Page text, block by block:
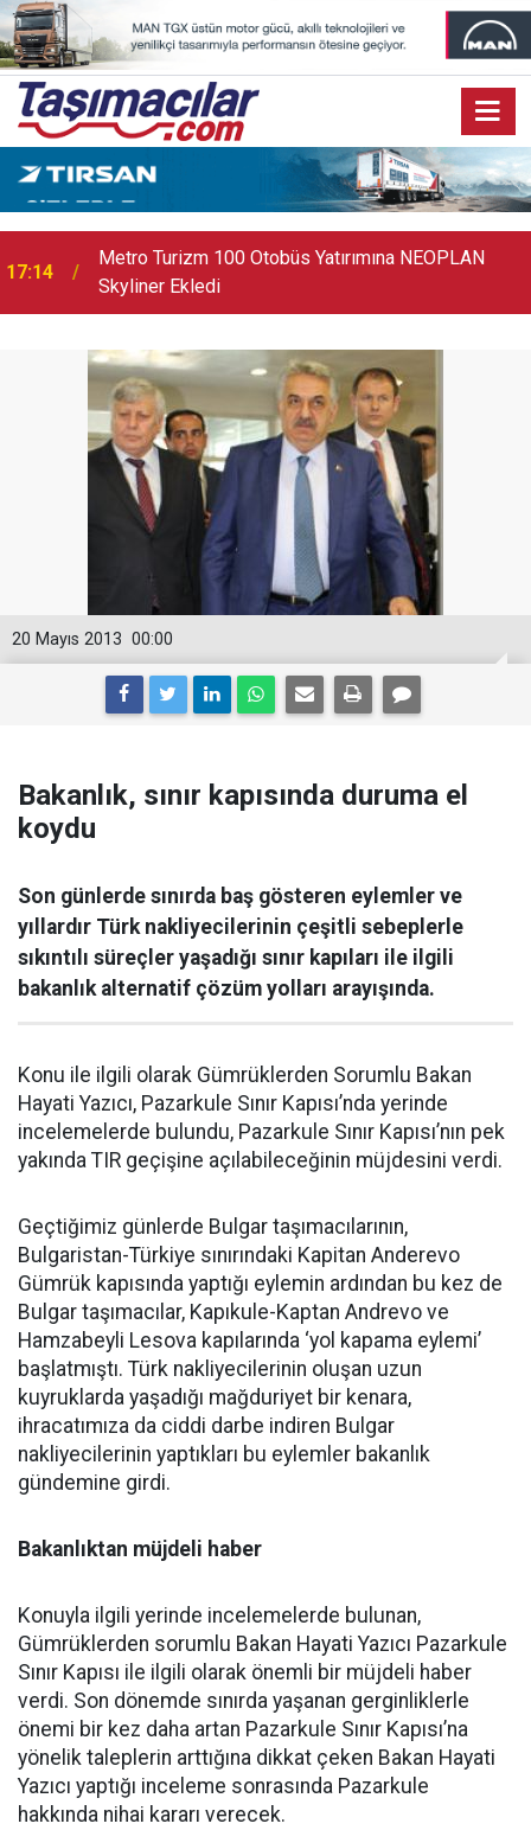
17:07 Audi Q9 Markanın En Büyük SUV Modeli Oldu
00:00
20 Mayıs 2013
Bakanlık, sınır kapısında duruma el
koydu
Son günlerde sınırda baş gösteren eylemler ve
yıllardır Türk nakliyecilerinin çeşitli sebeplerle
sıkıntılı süreçler yaşadığı sınır kapıları ile ilgili
bakanlık alternatif çözüm yolları arayışında.
Konu ile ilgili olarak Gümrüklerden Sorumlu Bakan
Hayati Yazıcı, Pazarkule Sınır Kapısı’nda yerinde
incelemelerde bulundu, Pazarkule Sınır Kapısı’nın pek
yakında TIR geçişine açılabileceğinin müjdesini verdi.
Geçtiğimiz günlerde Bulgar taşımacılarının,
Bulgaristan-Türkiye sınırındaki Kapitan Anderevo
Gümrük kapısında yaptığı eylemin ardından bu kez de
Bulgar taşımacılar, Kapıkule-Kaptan Andrevo ve
Hamzabeyli Lesova kapılarında ‘yol kapama eylemi’
başlatmıştı. Türk nakliyecilerinin oluşan uzun
kuyruklarda yaşadığı mağduriyet bir kenara,
ihracatımıza da ciddi darbe indiren Bulgar
nakliyecilerinin yaptıkları bu eylemler bakanlık
gündemine girdi.
Bakanlıktan müjdeli haber
Konuyla ilgili yerinde incelemelerde bulunan,
Gümrüklerden sorumlu Bakan Hayati Yazıcı Pazarkule
Sınır Kapısı ile ilgili olarak önemli bir müjdeli haber
verdi. Son dönemde sınırda yaşanan gerginliklerle
önemi bir kez daha artan Pazarkule Sınır Kapısı’na
yönelik taleplerin arttığına dikkat çeken Bakan Hayati
Yazıcı yaptığı inceleme sonrasında Pazarkule
hakkında nihai kararı verecek.